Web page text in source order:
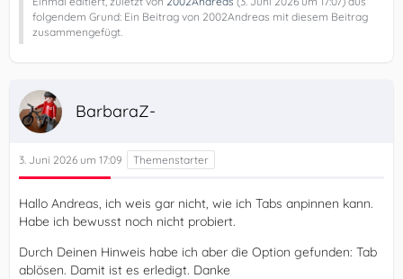
folgendem Grund: Ein Beitrag von 2002Andreas mit diesem Beitrag
zusammengefügt.
BarbaraZ-
3. Juni 2026 um 17:09
Hallo Andreas, ich weis gar nicht, wie ich Tabs anpinnen kann.
Habe ich bewusst noch nicht probiert.
Durch Deinen Hinweis habe ich aber die Option gefunden: Tab
ablösen. Damit ist es erledigt. Danke